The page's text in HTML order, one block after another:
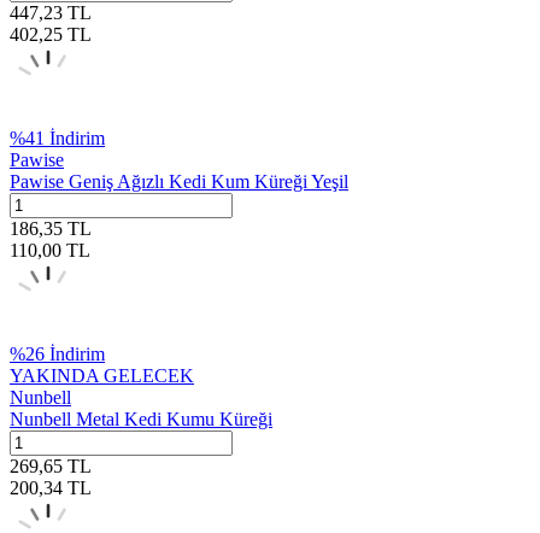
447,23 TL
402,25 TL
%41 İndirim
Pawise
Pawise Geniş Ağızlı Kedi Kum Küreği Yeşil
186,35 TL
110,00 TL
%26 İndirim
YAKINDA GELECEK
Nunbell
Nunbell Metal Kedi Kumu Küreği
269,65 TL
200,34 TL